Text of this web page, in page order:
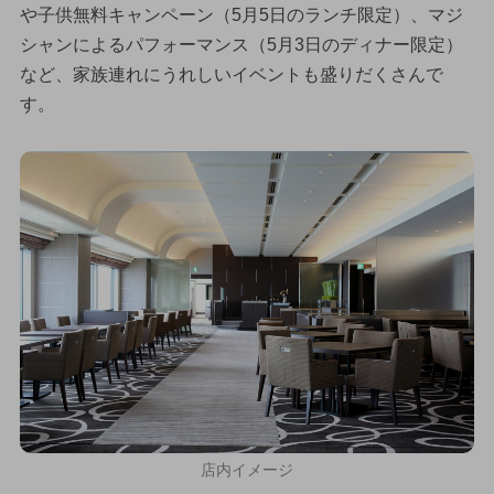
や子供無料キャンペーン（5月5日のランチ限定）、マジ
シャンによるパフォーマンス（5月3日のディナー限定）
など、家族連れにうれしいイベントも盛りだくさんで
す。
店内イメージ